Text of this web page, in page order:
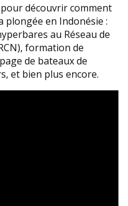
découvrir comment
plongée en Indonésie :
au Réseau de
formation de
de bateaux de
et bien plus encore.